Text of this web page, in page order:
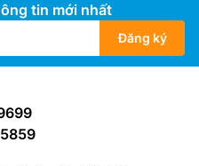
tin mới nhất
Đăng ký